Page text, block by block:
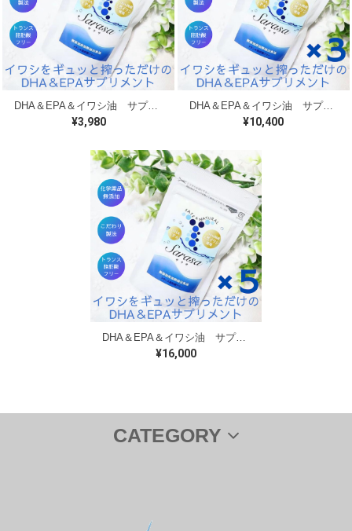
DHA＆EPA＆イワシ油 サプリメント Sarasa サラサ150粒
¥3,980
DHA＆EPA＆イワシ油 サプリメント Sarasa サラサ150粒 ３個セット
¥10,400
DHA＆EPA＆イワシ油 サプリメント Sarasa サラサ150粒 5個セット
¥16,000
CATEGORY